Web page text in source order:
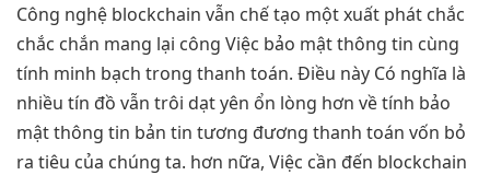
Công nghệ blockchain vẫn chế tạo một xuất phát chắc
chắc chắn mang lại công Việc bảo mật thông tin cùng
tính minh bạch trong thanh toán. Điều này Có nghĩa là
nhiều tín đồ vẫn trôi dạt yên ổn lòng hơn về tính bảo
mật thông tin bản tin tương đương thanh toán vốn bỏ
ra tiêu của chúng ta. hơn nữa, Việc cần đến blockchain